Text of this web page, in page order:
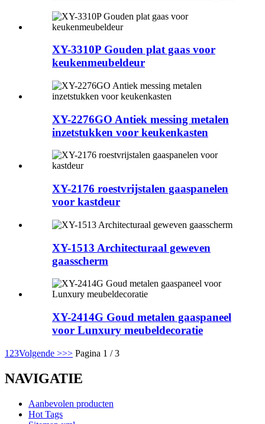
XY-3310P Gouden plat gaas voor
keukenmeubeldeur
XY-2276GO Antiek messing metalen
inzetstukken voor keukenkasten
XY-2176 roestvrijstalen gaaspanelen
voor kastdeur
XY-1513 Architecturaal geweven
gaasscherm
XY-2414G Goud metalen gaaspaneel
voor Lunxury meubeldecoratie
1 23Volgende >>> Pagina 1 / 3
NAVIGATIE
Aanbevolen producten
Hot Tags